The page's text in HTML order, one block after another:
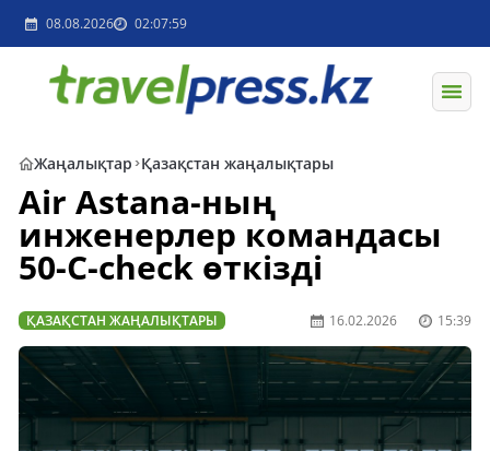
08.08.2026 02:07:59
Жаңалықтар Қазақстан жаңалықтары
Air Astana-ның
инженерлер командасы
50-C-check өткізді
ҚАЗАҚСТАН ЖАҢАЛЫҚТАРЫ 16.02.2026 15:39